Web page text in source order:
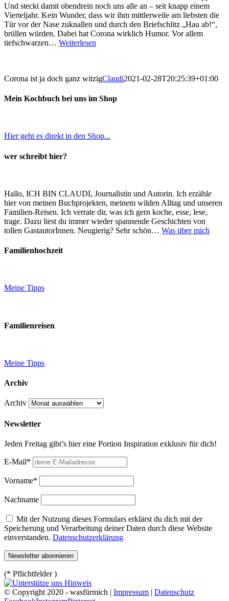
Und steckt damit obendrein noch uns alle an – seit knapp einem
Vierteljahr. Kein Wunder, dass wir ihm mittlerweile am liebsten die
Tür vor der Nase zuknallen und durch den Briefschlitz „Hau ab!“,
brüllen würden. Dabei hat Corona wirklich Humor. Vor allem
tiefschwarzen… Weiterlesen
Corona ist ja doch ganz witzigClaudi2021-02-28T20:25:39+01:00
Mein Kochbuch bei uns im Shop
Hier geht es direkt in den Shop...
wer schreibt hier?
Hallo, ICH BIN CLAUDI, Journalistin und Autorin. Ich erzähle
hier von meinen Buchprojekten, meinem wilden Alltag und unseren
Familien-Reisen. Ich verrate dir, was ich gern koche, esse, lese,
trage. Dazu liest du immer wieder spannende Geschichten von
tollen GastautorInnen. Neugierig? Sehr schön… Was über mich
Familienhochzeit
Meine Tipps
Familienreisen
Meine Tipps
Archiv
Archiv
Newsletter
Jeden Freitag gibt’s hier eine Portion Inspiration exklusiv für dich!
E-Mail*
Vorname*
Nachname
Mit der Nutzung dieses Formulars erklärst du dich mit der
Speicherung und Verarbeitung deiner Daten durch diese Website
einverstanden. Datenschutzerklärung
(* Pflichtfelder )
© Copyright 2020 - wasfürmich | Impressum | Datenschutz